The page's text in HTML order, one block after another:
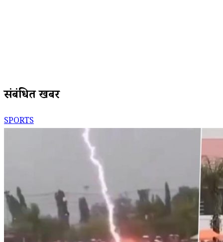
संबंधित खबरें
SPORTS